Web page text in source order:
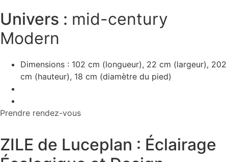
Univers : mid-century
Modern
Dimensions : 102 cm (longueur), 22 cm (largeur), 202
cm (hauteur), 18 cm (diamètre du pied)
Prendre rendez-vous
ZILE de Luceplan : Éclairage